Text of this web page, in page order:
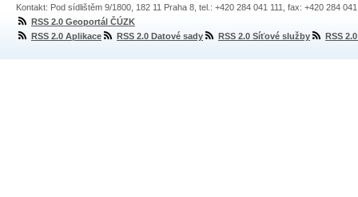
Kontakt: Pod sídlištěm 9/1800, 182 11 Praha 8, tel.: +420 284 041 111, fax: +420 284
RSS 2.0 Geoportál ČÚZK
RSS 2.0 Aplikace
RSS 2.0 Datové sady RSS 2.0 Síťové služby RSS